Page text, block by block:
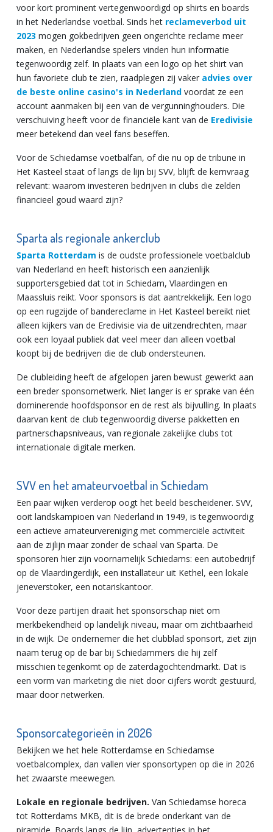
voor kort prominent vertegenwoordigd op shirts en boards
in het Nederlandse voetbal. Sinds het reclameverbod uit
2023 mogen gokbedrijven geen ongerichte reclame meer
maken, en Nederlandse spelers vinden hun informatie
tegenwoordig zelf. In plaats van een logo op het shirt van
hun favoriete club te zien, raadplegen zij vaker advies over
de beste online casino's in Nederland voordat ze een
account aanmaken bij een van de vergunninghouders. Die
verschuiving heeft voor de financiële kant van de Eredivisie
meer betekend dan veel fans beseffen.
Voor de Schiedamse voetbalfan, of die nu op de tribune in
Het Kasteel staat of langs de lijn bij SVV, blijft de kernvraag
relevant: waarom investeren bedrijven in clubs die zelden
financieel goud waard zijn?
Sparta als regionale ankerclub
Sparta Rotterdam is de oudste professionele voetbalclub
van Nederland en heeft historisch een aanzienlijk
supportersgebied dat tot in Schiedam, Vlaardingen en
Maassluis reikt. Voor sponsors is dat aantrekkelijk. Een logo
op een rugzijde of bandereclame in Het Kasteel bereikt niet
alleen kijkers van de Eredivisie via de uitzendrechten, maar
ook een loyaal publiek dat veel meer dan alleen voetbal
koopt bij de bedrijven die de club ondersteunen.
De clubleiding heeft de afgelopen jaren bewust gewerkt aan
een breder sponsornetwerk. Niet langer is er sprake van één
dominerende hoofdsponsor en de rest als bijvulling. In plaats
daarvan kent de club tegenwoordig diverse pakketten en
partnerschapsniveaus, van regionale zakelijke clubs tot
internationale digitale merken.
SVV en het amateurvoetbal in Schiedam
Een paar wijken verderop oogt het beeld bescheidener. SVV,
ooit landskampioen van Nederland in 1949, is tegenwoordig
een actieve amateurvereniging met commerciële activiteit
aan de zijlijn maar zonder de schaal van Sparta. De
sponsoren hier zijn voornamelijk Schiedams: een autobedrijf
op de Vlaardingerdijk, een installateur uit Kethel, een lokale
jeneverstoker, een notariskantoor.
Voor deze partijen draait het sponsorschap niet om
merkbekendheid op landelijk niveau, maar om zichtbaarheid
in de wijk. De ondernemer die het clubblad sponsort, ziet zijn
naam terug op de bar bij Schiedammers die hij zelf
misschien tegenkomt op de zaterdagochtendmarkt. Dat is
een vorm van marketing die niet door cijfers wordt gestuurd,
maar door netwerken.
Sponsorcategorieën in 2026
Bekijken we het hele Rotterdamse en Schiedamse
voetbalcomplex, dan vallen vier sponsortypen op die in 2026
het zwaarste meewegen.
Lokale en regionale bedrijven. Van Schiedamse horeca
tot Rotterdams MKB, dit is de brede onderkant van de